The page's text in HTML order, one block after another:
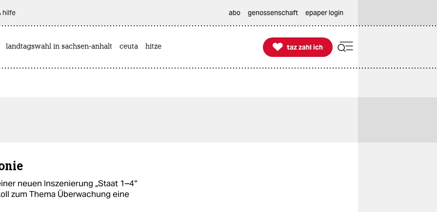
hilfe abo genossenschaft epaper login
landtagswahl in sachsen-anhalt ceuta hitze 
taz zahl ich
taz zahl ich
neuen Inszenierung „Staat 1–4“
zum Thema Überwachung eine